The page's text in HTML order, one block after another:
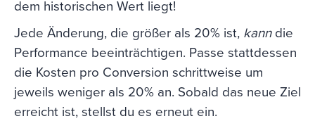
dem historischen Wert liegt!
Jede Änderung, die größer als 20% ist, kanndie
Performance beeinträchtigen. Passe stattdessen
die Kosten pro Conversion schrittweise um
jeweils weniger als 20% an. Sobald das neue Ziel
erreicht ist, stellst du es erneut ein.